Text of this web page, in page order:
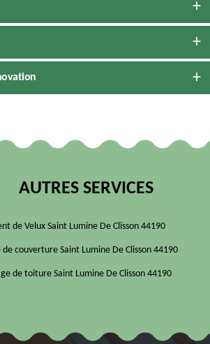
AUTRES SERVICES
de Velux Saint Lumine De Clisson 44190
de couverture Saint Lumine De Clisson 44190
de toiture Saint Lumine De Clisson 44190